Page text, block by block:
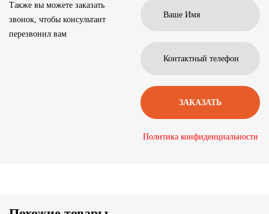
Также вы можете заказать
звонок, чтобы консультант
перезвонил вам
Политика конфиденциальности